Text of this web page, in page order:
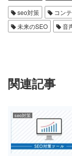
seo対策 コン
未来のSEO
音
関連記事
seo対策